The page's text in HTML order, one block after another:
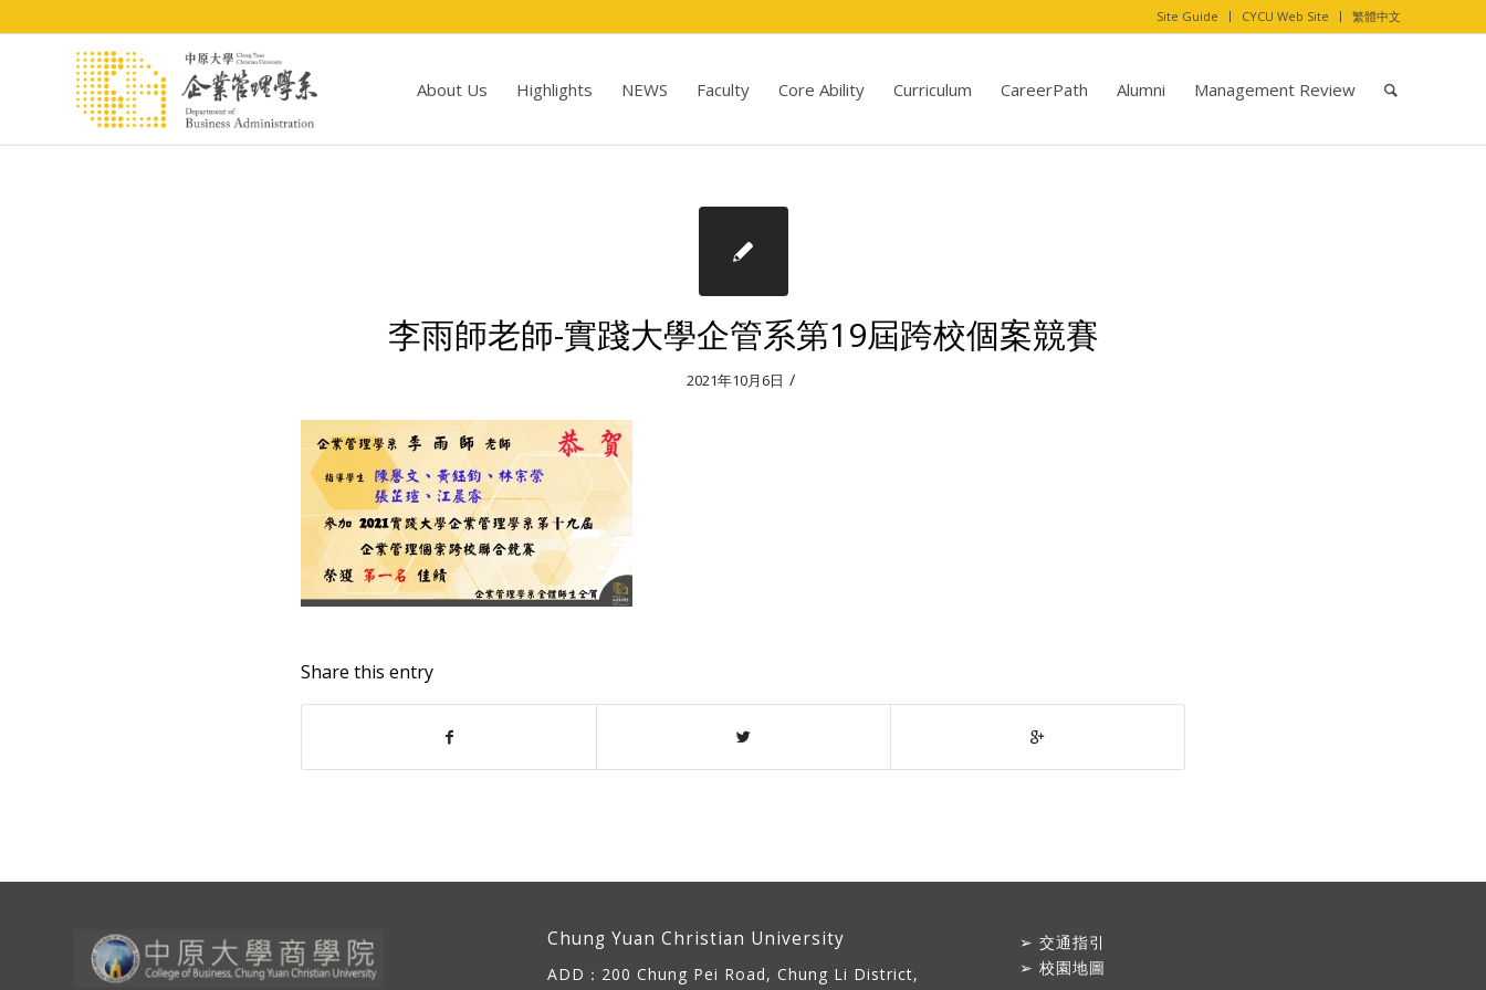
Site Guide CYCU Web Site 繁體中文
About Us Highlights NEWS Faculty Core Ability Curriculum CareerPath Alumni Management Review
李雨師老師-實踐大學企管系第19屆跨校個案競賽
2021年10月6日 /
Share this entry
Chung Yuan Christian University
ADD： 200 Chung Pei Road, Chung Li District,
➢交通指引
➢校園地圖